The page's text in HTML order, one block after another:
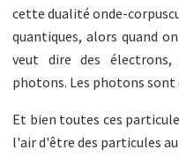
cette dualité onde-
quantiques, alors quand
veut dire des
photons. Les photons
Et bien toutes ces
l'air d'être des particules